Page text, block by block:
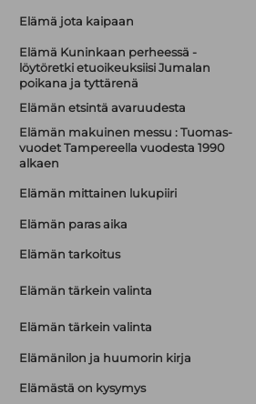
Elämä jota kaipaan
Elämä Kuninkaan perheessä -
löytöretki etuoikeuksiisi Jumalan
poikana ja tyttärenä
Elämän etsintä avaruudesta
Elämän makuinen messu : Tuomas-
vuodet Tampereella vuodesta 1990
alkaen
Elämän mittainen lukupiiri
Elämän paras aika
Elämän tarkoitus
Elämän tärkein valinta
Elämän tärkein valinta
Elämänilon ja huumorin kirja
Elämästä on kysymys